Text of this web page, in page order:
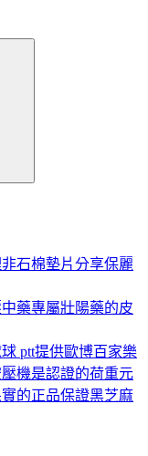
石棉墊片分享保麗
藥專屬壯陽藥的皮
ptt提供歐博百家樂
機是認證的荷重元
的正品保證黑芝麻